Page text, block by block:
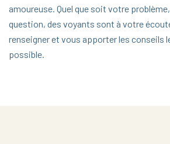
amoureuse. Quel que soit votre
question, des voyants sont à votre
renseigner et vous apporter les conseils
possible.